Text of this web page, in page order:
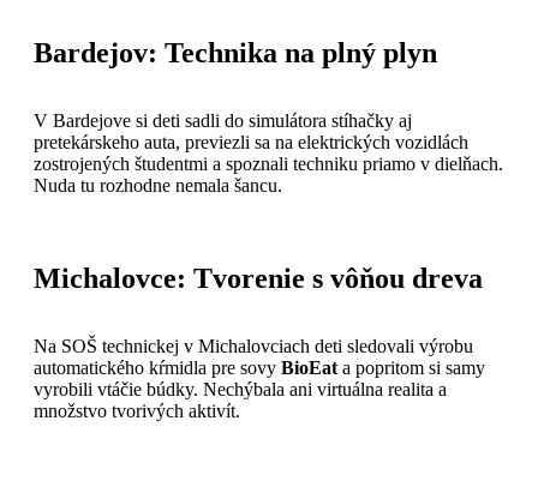
Bardejov: Technika na plný plyn
V Bardejove si deti sadli do simulátora stíhačky aj
pretekárskeho auta, previezli sa na elektrických vozidlách
zostrojených študentmi a spoznali techniku priamo v dielňach.
Nuda tu rozhodne nemala šancu.
Michalovce: Tvorenie s vôňou dreva
Na SOŠ technickej v Michalovciach deti sledovali výrobu
automatického kŕmidla pre sovy BioEat a popritom si samy
vyrobili vtáčie búdky. Nechýbala ani virtuálna realita a
množstvo tvorivých aktivít.